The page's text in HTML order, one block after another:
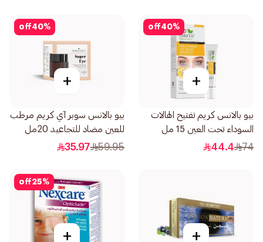
40%
off
+
بيو بالانس كريم تفتيح الهالات
السوداء تحت العين 15 مل
74
44.4
40%
off
+
بيو بالانس سوبر آي كريم مرطب
للعين مضاد للتجاعيد 20مل
59.95
35.97
+
25%
off
+